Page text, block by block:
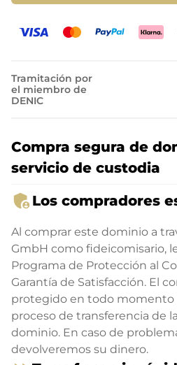
Tramitación por
el miembro de
DENIC
Compra segura de
servicio de custodia
admin_panel_settingsLos compradores
Al comprar este dominio a
GmbH como fideicomisario,
Programa de Protección al
Garantía de Satisfacción. El
protegido en todo momento
proceso de transferencia de
dominio. En caso de
devolveremos su dinero.